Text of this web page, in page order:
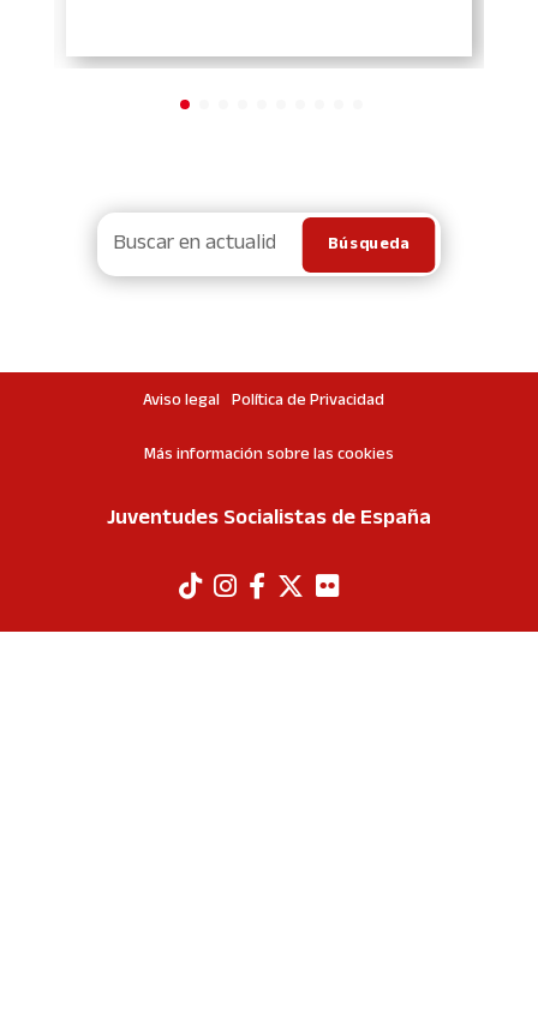
Aviso legal Política de Privacidad
Más información sobre las cookies
Juventudes Socialistas de España